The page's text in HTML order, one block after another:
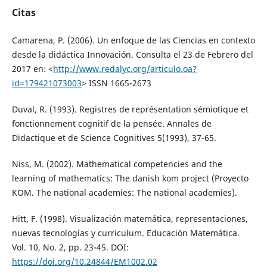
Citas
Camarena, P. (2006). Un enfoque de las Ciencias en contexto
desde la didáctica Innovación. Consulta el 23 de Febrero del
2017 en: <http://www.redalyc.org/articulo.oa?
id=179421073003> ISSN 1665-2673
Duval, R. (1993). Registres de représentation sémiotique et
fonctionnement cognitif de la pensée. Annales de
Didactique et de Science Cognitives 5(1993), 37-65.
Niss, M. (2002). Mathematical competencies and the
learning of mathematics: The danish kom project (Proyecto
KOM. The national academies: The national academies).
Hitt, F. (1998). Visualización matemática, representaciones,
nuevas tecnologías y curriculum. Educación Matemática.
Vol. 10, No. 2, pp. 23-45. DOI:
https://doi.org/10.24844/EM1002.02